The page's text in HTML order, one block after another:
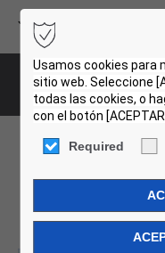
Usamos cookies para
sitio web. Seleccione
todas las cookies, o
con el botón [ACEPTAR
Required
Volvo